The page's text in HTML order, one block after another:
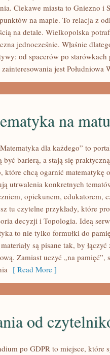
Ciekawe miasta to Gniezno i
na mapie. To relacja z
na detale. Wielkopolska
jednocześnie. Właśnie
od spacerów po
jest Południowa
na
dla każdego” to
być barierą, a stają się
które chcą ogarnić matematykę
utrwalenia konkretnych
opiekunem, edukatorem,
tu czytelne przykłady, które
decyzji i Topologia. Ideą
to nie tylko formułki do
są pisane tak, by
Zamiast uczyć „na pamięć”,
[ Read More ]
od
po GDPR to miejsce, które